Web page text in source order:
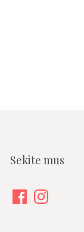
Sekite mus
FacebookInstagram